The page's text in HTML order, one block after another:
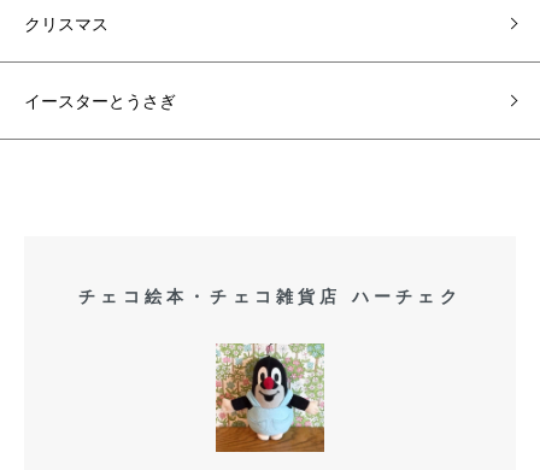
クリスマス
イースターとうさぎ
チェコ絵本・チェコ雑貨店 ハーチェク